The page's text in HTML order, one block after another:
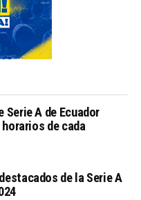
Serie A de Ecuador
de cada
de la Serie A